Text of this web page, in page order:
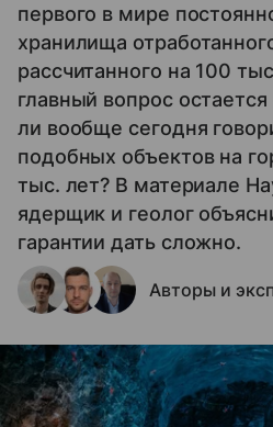
первого в мире
хранилища
рассчитанного на 100
главный вопрос
ли вообще сегодня
подобных объектов на
тыс. лет? В материале
ядерщик и геолог
гарантии дать сложно.
Авторы и